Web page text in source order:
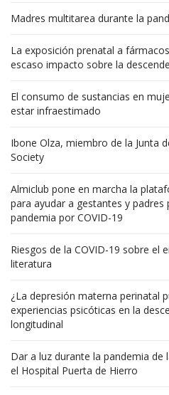
Madres multitarea durante la
La exposición prenatal a
escaso impacto sobre la
El consumo de sustancias en
estar infraestimado
Ibone Olza, miembro de la Junta
Society
Almiclub pone en marcha la
para ayudar a gestantes y padres
pandemia por COVID-19
Riesgos de la COVID-19 sobre el
literatura
¿La depresión materna perinatal
experiencias psicóticas en la
longitudinal
Dar a luz durante la pandemia de
el Hospital Puerta de Hierro